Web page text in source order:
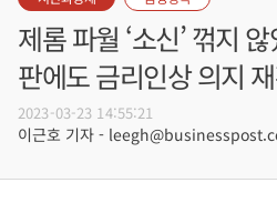
제롬 파월 ‘소신’ 꺾지
판에도 금리인상 의지
2023-03-23 14:55:21
이근호 기자 -